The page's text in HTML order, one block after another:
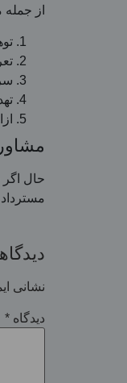
از
حال اگر
مسترداد
نشانی
دیدگاه *